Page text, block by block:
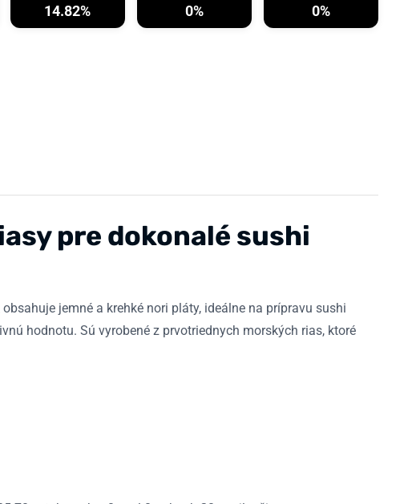
14.82% 0% 0%
pre dokonalé sushi
jemné a krehké nori pláty, ideálne na prípravu sushi
hodnotu. Sú vyrobené z prvotriednych morských rias, ktoré